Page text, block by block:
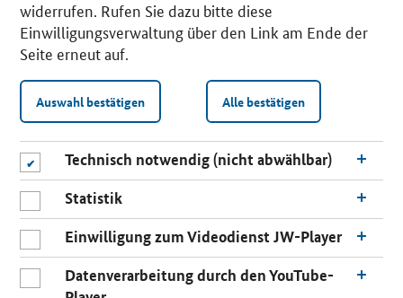
widerrufen. Rufen Sie dazu bitte diese
Einwilligungsverwaltung über den Link am Ende der
Seite erneut auf.
Auswahl bestätigen Alle bestätigen
Technisch notwendig (nicht abwählbar)
Statistik
Einwilligung zum Videodienst JW-Player
Datenverarbeitung durch den YouTube-